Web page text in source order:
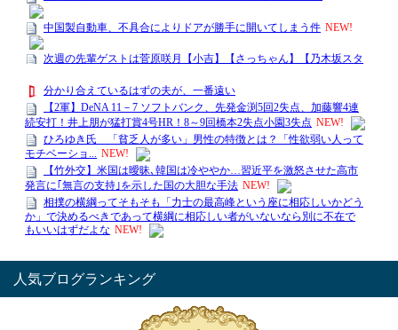
人気ブログランキング